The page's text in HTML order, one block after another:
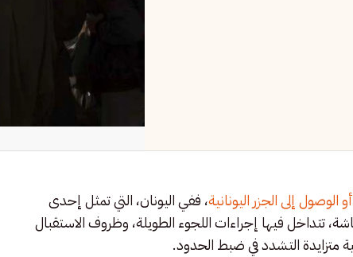
الوصول إلى الجزر اليونانية، ففي اليونان، التي تمثل إحدى
تتداخل فيها إجراءات اللجوء الطويلة، وظروف الاستقبال
متزايدة التشدد في ضبط الحدود.